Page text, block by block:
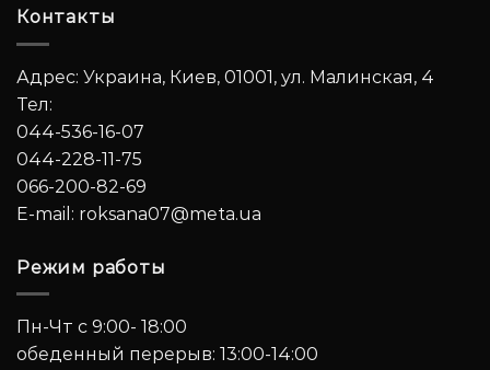
Контакты
Адрес: Украина, Киев, 01001, ул. Малинская, 4
Тел:
044-536-16-07
044-228-11-75
066-200-82-69
E-mail: roksana07@meta.ua
Режим работы
Пн-Чт с 9:00- 18:00
обеденный перерыв: 13:00-14:00